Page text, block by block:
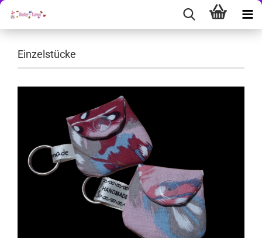
Einzelstücke